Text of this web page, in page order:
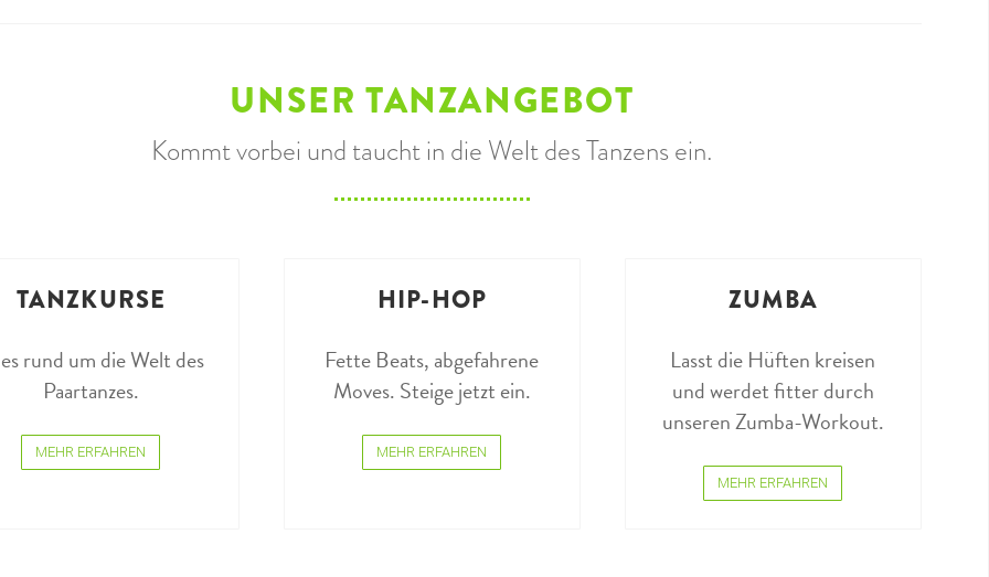
UNSER TANZANGEBOT
Kommt vorbei und taucht in die Welt des Tanzens ein.
TANZKURSE
rund um die Welt des
Paartanzes.
MEHR ERFAHREN
HIP-HOP
Fette Beats, abgefahrene
Moves. Steige jetzt ein.
MEHR ERFAHREN
ZUMBA
Lasst die Hüften kreisen
und werdet fitter durch
unseren Zumba-Workout.
MEHR ERFAHREN